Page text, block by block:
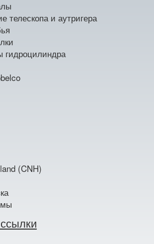
телескопа и аутригера
гидроцилиндра
(CNH)